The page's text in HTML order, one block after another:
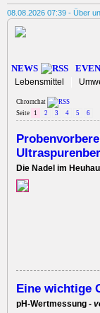
08.08.2026 07:39 - Über
NEWS
Lebensmittel
Chromchat
Seite
1 2 3 4 5 6
Die Nadel im
Eine wichtige
pH-Wertmessung -